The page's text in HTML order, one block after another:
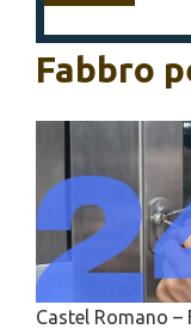
Fabbro
Castel Romano –